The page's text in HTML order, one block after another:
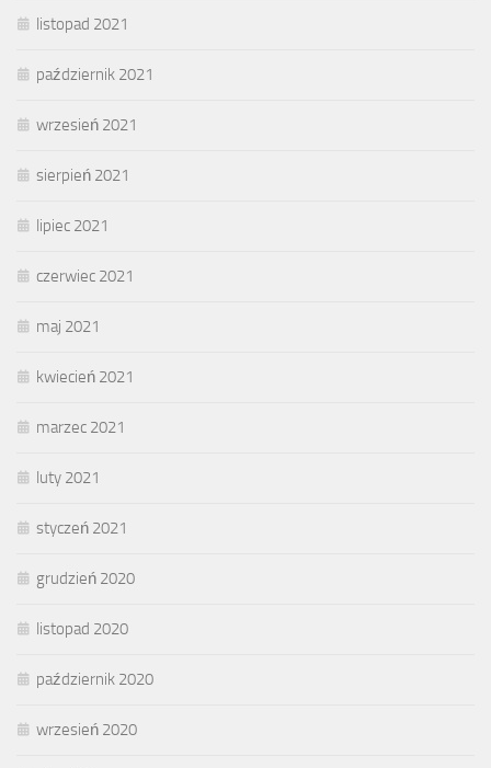
listopad 2021
październik 2021
wrzesień 2021
sierpień 2021
lipiec 2021
czerwiec 2021
maj 2021
kwiecień 2021
marzec 2021
luty 2021
styczeń 2021
grudzień 2020
listopad 2020
październik 2020
wrzesień 2020